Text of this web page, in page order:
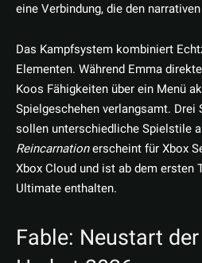
eine Verbindung, die den
Das Kampfsystem kombiniert
Elementen. Während Emma
Koos Fähigkeiten über ein Menü
Spielgeschehen verlangsamt.
sollen unterschiedliche Spielstile
Reincarnationerscheint für Xbox
Xbox Cloud und ist ab dem ersten
Ultimate enthalten.
Fable: Neustart